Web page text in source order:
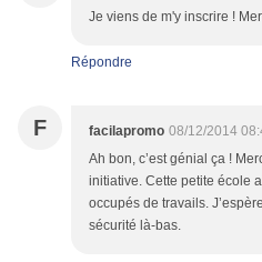
Je viens de m'y inscrire !
Répondre
F facilapromo 08/12/2014
Ah bon, c’est génial ça !
initiative. Cette petite école
occupés de travails.
sécurité là-bas.